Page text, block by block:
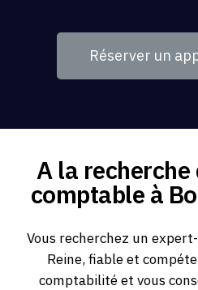
Réserver un
A la recherche
comptable à
Vous recherchez un
Reine, fiable et
comptabilité et vous